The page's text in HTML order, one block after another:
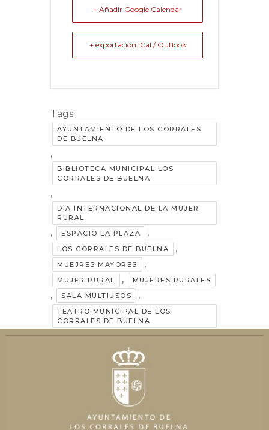
+ Añadir Google Calendar
+ exportación iCal / Outlook
Tags:
AYUNTAMIENTO DE LOS CORRALES
DE BUELNA
,
BIBLIOTECA MUNICIPAL LOS
CORRALES DE BUELNA
,
DÍA INTERNACIONAL DE LA MUJER
RURAL
, ESPACIO LA PLAZA ,
LOS CORRALES DE BUELNA ,
MUEJRES MAYORES ,
MUJER RURAL , MUJERES RURALES
, SALA MULTIUSOS ,
TEATRO MUNICIPAL DE LOS
CORRALES DE BUELNA